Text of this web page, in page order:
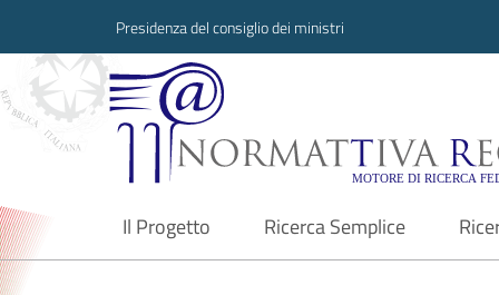
Presidenza del consiglio dei ministri
Normattiva
Il Progetto
current Ricerca Semplice